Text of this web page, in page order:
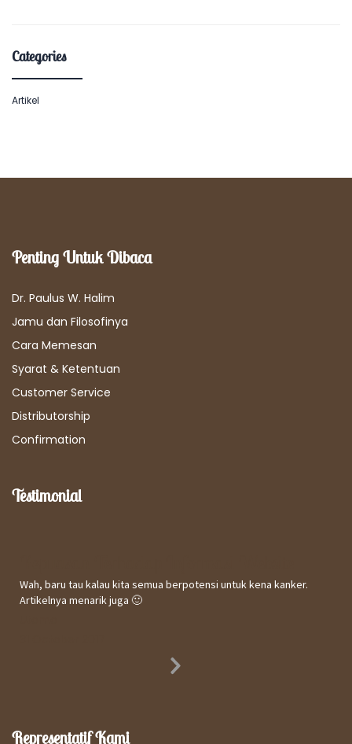
Categories
Artikel
Penting Untuk Dibaca
Dr. Paulus W. Halim
Jamu dan Filosofinya
Cara Memesan
Syarat & Ketentuan
Customer Service
Distributorship
Confirmation
Testimonial
Wah, baru tau kalau kita semua berpotensi untuk kena kanker.
Artikelnya menarik juga 🙂
Representatif Kami